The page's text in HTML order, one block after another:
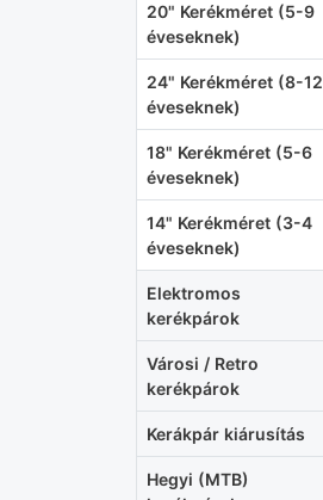
20" Kerékméret (5-9
éveseknek)
24" Kerékméret (8-12
éveseknek)
18" Kerékméret (5-6
éveseknek)
14" Kerékméret (3-4
éveseknek)
Elektromos
kerékpárok
Városi / Retro
kerékpárok
Kerákpár kiárusítás
Hegyi (MTB)